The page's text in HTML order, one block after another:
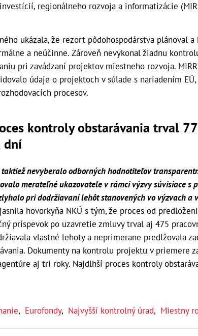
regionálneho rozvoja a informatizácie
ukázala, že rezort pôdohospodárstva plánoval
a neúčinne. Zároveň nevykonal žiadnu
pri zavádzaní projektov miestneho rozvoja.
údaje o projektoch v súlade s nariadením
procesov.
kontroly obstarávania trval
dní
nevyberalo odborných hodnotiteľov
merateľné ukazovatele v rámci výzvy súvisiace s
pri dodržiavaní lehôt stanovených vo výzvach a
hovorkyňa NKÚ s tým, že proces od
príspevok po uzavretie zmluvy trval aj 475
vlastné lehoty a neprimerane predlžovala
Dokumenty na kontrolu projektu v priemere
aj tri roky. Najdlhší proces kontroly
, Eurofondy, Najvyšší kontrolný úrad, Miestny